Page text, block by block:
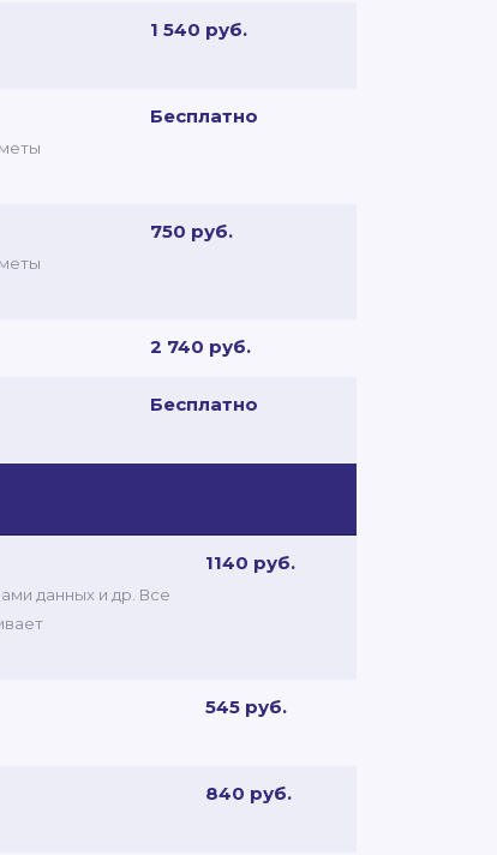
1 540 руб.
Бесплатно
750 руб.
2 740 руб.
Бесплатно
данных и др. Все
1140 руб.
545 руб.
840 руб.